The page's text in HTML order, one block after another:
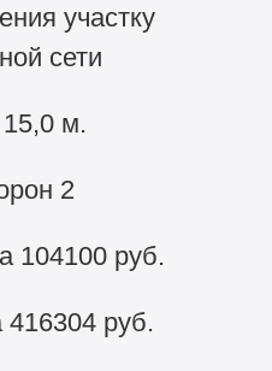
участку
сети
м.
2
104100 руб.
руб.